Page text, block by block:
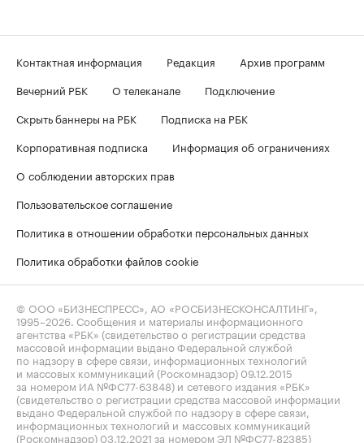
Контактная информация Редакция
Архив программ
Вечерний РБК
О телеканале
Подключение
Скрыть баннеры на РБК
Подписка на РБК
Корпоративная подписка
Информация об ограничениях
О соблюдении авторских прав
Пользовательское соглашение
Политика в отношении обработки персональных данных
Политика обработки файлов cookie
© ООО «БИЗНЕСПРЕСС», АО «РОСБИЗНЕСКОНСАЛТИНГ»,
1995–2026. Сообщения и материалы информационного
агентства «РБК» (свидетельство о регистрации средства
массовой информации выдано Федеральной службой
по надзору в сфере связи, информационных технологий
и массовых коммуникаций (Роскомнадзор) 09.12.2015
за номером ИА №ФС77-63848) и сетевого издания «РБК»
(свидетельство о регистрации средства массовой информации
выдано Федеральной службой по надзору в сфере связи,
информационных технологий и массовых коммуникаций
(Роскомнадзор) 03.12.2021 за номером ЭЛ №ФС77-82385)